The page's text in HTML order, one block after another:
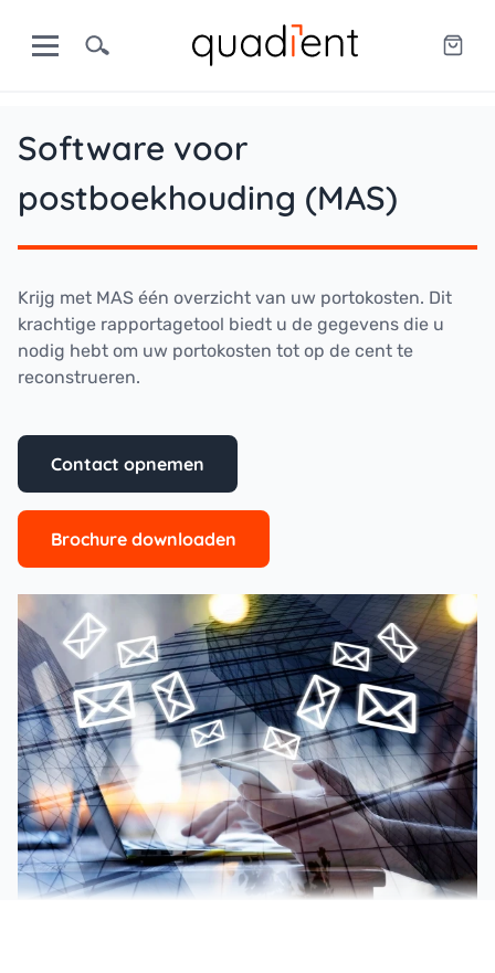
Software voor
postboekhouding (MAS)
Krijg met MAS één overzicht van uw portokosten. Dit
krachtige rapportagetool biedt u de gegevens die u
nodig hebt om uw portokosten tot op de cent te
reconstrueren.
Contact opnemen
Brochure downloaden